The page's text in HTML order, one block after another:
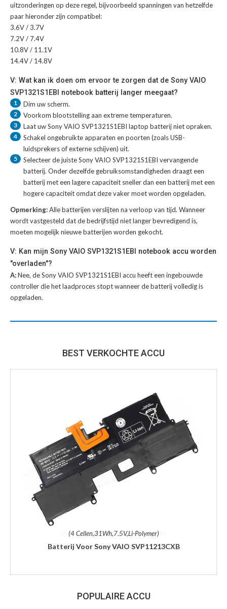
uitzonderingen op deze regel, bijvoorbeeld spanningen van hetzelfde
paar hieronder zijn compatibel:
3.6V / 3.7V
7.2V / 7.4V
10.8V / 11.1V
14.4V / 14.8V
V: Wat kan ik doen om ervoor te zorgen dat de Sony VAIO
SVP1321S1EBI notebook batterij langer meegaat?
1 Dim uw scherm.
2 Voorkom blootstelling aan extreme temperaturen.
3 Laat uwSony VAIO SVP1321S1EBI laptop batterijniet opraken.
4
Schakel ongebruikte apparaten en poorten (zoals USB-
luidsprekers of externe schijven) uit.
5 Selecteer de juisteSony VAIO SVP1321S1EBI vervangende
batterij. Onder dezelfde gebruiksomstandigheden draagt een
batterij met een lagere capaciteit sneller dan een batterij met een
hogere capaciteit omdat deze vaker moet worden opgeladen.
Opmerking:Alle batterijen verslijten na verloop van tijd. Wanneer
wordt vastgesteld dat de bedrijfstijd niet langer bevredigend is,
moeten mogelijk nieuwe batterijen worden gekocht.
V: Kan mijn Sony VAIO SVP1321S1EBI notebook accu worden
"overladen"?
A:Nee, de Sony VAIO SVP1321S1EBI accu heeft een ingebouwde
controller die het laadproces stopt wanneer de batterij volledig is
opgeladen.
BEST VERKOCHTE ACCU
(4 Cellen,31Wh,7.5V,Li-Polymer)
Batterij Voor Sony VAIO SVP11213CXB
POPULAIRE ACCU